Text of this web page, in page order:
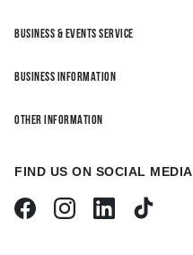
BUSINESS & EVENTS SERVICE
BUSINESS INFORMATION
OTHER INFORMATION
FIND US ON SOCIAL MEDIA